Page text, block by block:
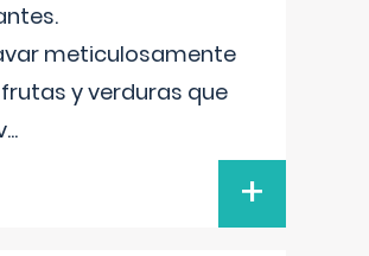
meticulosamente
y verduras que
...
+